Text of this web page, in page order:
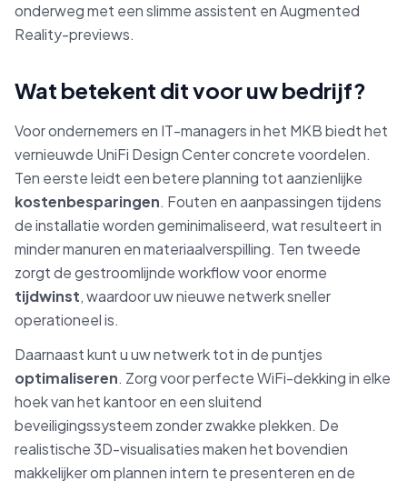
onderweg met een slimme assistent en Augmented
Reality-previews.
Wat betekent dit voor uw bedrijf?
Voor ondernemers en IT-managers in het MKB biedt het
vernieuwde UniFi Design Center concrete voordelen.
Ten eerste leidt een betere planning tot aanzienlijke
kostenbesparingen. Fouten en aanpassingen tijdens
de installatie worden geminimaliseerd, wat resulteert in
minder manuren en materiaalverspilling. Ten tweede
zorgt de gestroomlijnde workflow voor enorme
tijdwinst, waardoor uw nieuwe netwerk sneller
operationeel is.
Daarnaast kunt u uw netwerk tot in de puntjes
optimaliseren. Zorg voor perfecte WiFi-dekking in elke
hoek van het kantoor en een sluitend
beveiligingssysteem zonder zwakke plekken. De
realistische 3D-visualisaties maken het bovendien
makkelijker om plannen intern te presenteren en de